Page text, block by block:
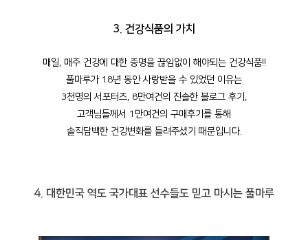
3. 건강식품의 가치
매일, 매주 건강에 대한 증명을 끊임없이 해야되는 건강식품!!
풀마루가 18년 동안 사랑받을 수 있었던 이유는
3천명의 서포터즈, 8만여건의 진솔한 블로그 후기,
고객님들께서 1만여건의 구매후기를 통해
솔직담백한 건강변화를 들려주셨기 때문입니다.
4. 대한민국 역도 국가대표 선수들도 믿고 마시는 풀마루